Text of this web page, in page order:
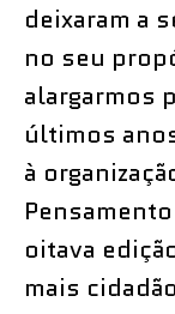
deixaram a
no seu
alargarmos
últimos
à
oitava
mais